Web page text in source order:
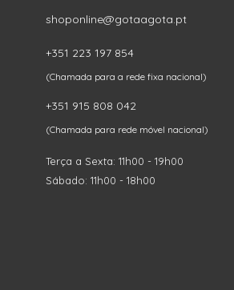
shoponline@gotaagota.pt
+351 223 197 854
(Chamada para a rede fixa nacional)
+351 915 808 042
(Chamada para rede móvel nacional)
Terça a Sexta: 11h00 - 19h00
Sábado: 11h00 - 18h00